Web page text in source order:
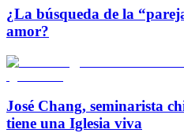
¿La búsqueda de la
amor?
José Chang, seminarista
tiene una Iglesia viva